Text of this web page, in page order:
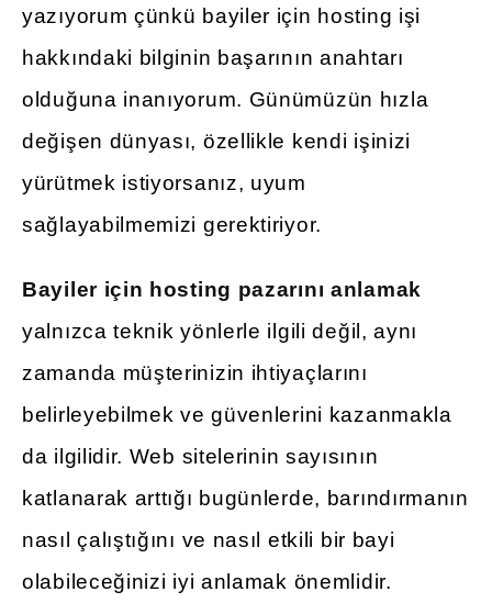
yazıyorum çünkü bayiler için hosting işi
hakkındaki bilginin başarının anahtarı
olduğuna inanıyorum. Günümüzün hızla
değişen dünyası, özellikle kendi işinizi
yürütmek istiyorsanız, uyum
sağlayabilmemizi gerektiriyor.
Bayiler için hosting pazarını anlamak
yalnızca teknik yönlerle ilgili değil, aynı
zamanda müşterinizin ihtiyaçlarını
belirleyebilmek ve güvenlerini kazanmakla
da ilgilidir. Web sitelerinin sayısının
katlanarak arttığı bugünlerde, barındırmanın
nasıl çalıştığını ve nasıl etkili bir bayi
olabileceğinizi iyi anlamak önemlidir.